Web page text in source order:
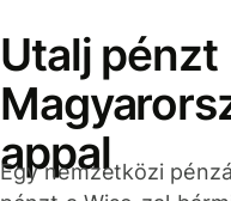
Utalj pénzt
appal
Egy nemzetközi